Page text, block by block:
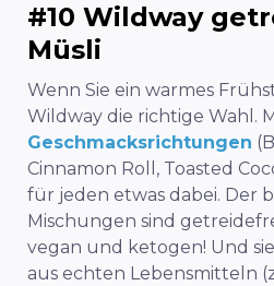
#10 Wildway
Müsli
Wenn Sie ein warmes
Wildway die richtige Wahl.
Geschmacksrichtungen
Cinnamon Roll, Toasted
für jeden etwas dabei. Der
Mischungen sind
vegan und ketogen! Und
aus echten Lebensmitteln